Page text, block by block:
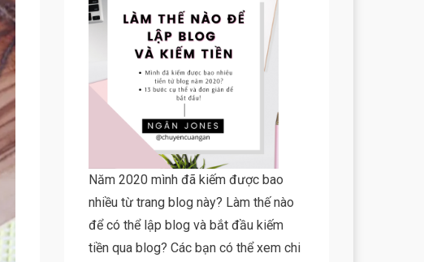
Năm 2020 mình đã kiếm được bao
nhiều từ trang blog này? Làm thế nào
để có thể lập blog và bắt đầu kiếm
tiền qua blog? Các bạn có thể xem chi